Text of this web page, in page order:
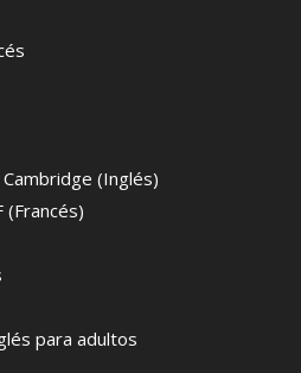
(Inglés)
(Francés)
para adultos